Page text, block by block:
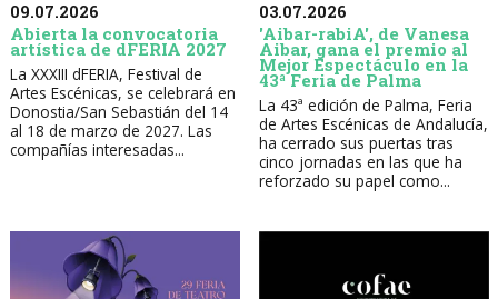
09.07.2026
Abierta la convocatoria
artística de dFERIA 2027
La XXXIII dFERIA, Festival de
Artes Escénicas, se celebrará en
Donostia/San Sebastián del 14
al 18 de marzo de 2027. Las
compañías interesadas...
03.07.2026
'Aibar-rabiA', de Vanesa
Aibar, gana el premio al
Mejor Espectáculo en la
43ª Feria de Palma
La 43ª edición de Palma, Feria
de Artes Escénicas de Andalucía,
ha cerrado sus puertas tras
cinco jornadas en las que ha
reforzado su papel como...